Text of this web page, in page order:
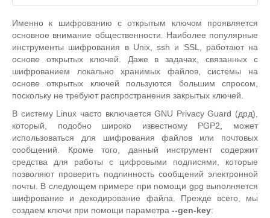
Именно к шифрованию с открытым ключом проявляется
основное внимание общественности. Наиболее популярные
инструменты шифрования в Unix, ssh и SSL, работают на
основе открытых ключей. Даже в задачах, связанных с
шифрованием локально хранимых файлов, системы на
основе открытых ключей пользуются большим спросом,
поскольку не требуют распространения закрытых ключей.
В систему Linux часто включается GNU Privacy Guard (дрд),
который, подобно широко известному PGP2, может
использоваться для шифрования файлов или почтовых
сообщений. Кроме того, данный инструмент содержит
средства для работы с цифровыми подписями, которые
позволяют проверить подлинность сообщений электронной
почты. В следующем примере при помощи gpg выполняется
шифрование и декодирование файла. Прежде всего, мы
создаем ключи при помощи параметра --gen-key: